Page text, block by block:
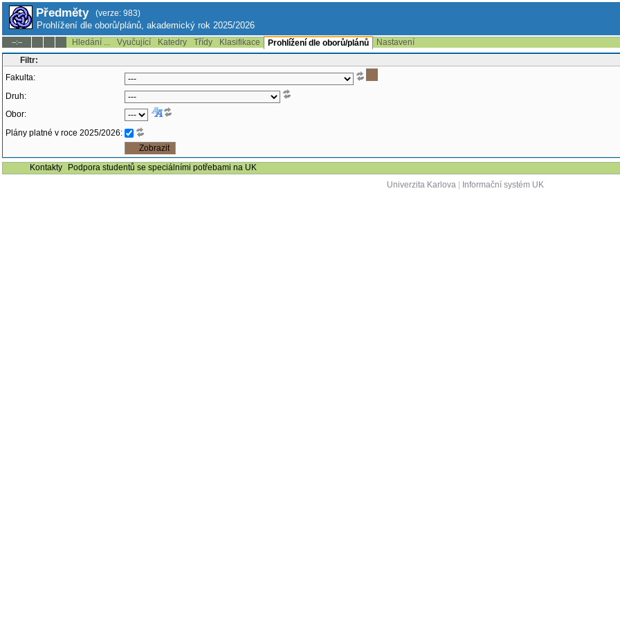
Předměty (verze: 983)
Prohlížení dle oborů/plánů, akademický rok 2025/2026
--:-- Hledání ... Vyučující Katedry Třídy Klasifikace Prohlížení dle oborů/plánů
Nastavení
Filtr:
Fakulta:
Druh:
Obor:
Plány platné v roce 2025/2026:
Kontakty
Podpora studentů se speciálními potřebami na UK
Univerzita Karlova| Informační systém UK